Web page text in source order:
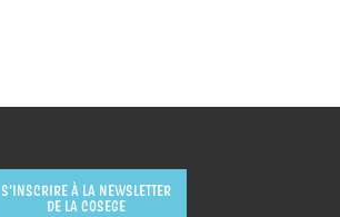
S’INSCRIRE À LA NEWSLETTER
DE LA COSEGE